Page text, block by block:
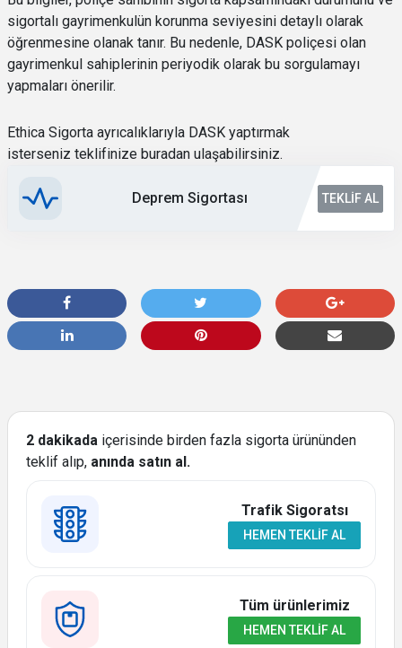
sigortalı gayrimenkulün korunma seviyesini detaylı olarak
öğrenmesine olanak tanır. Bu nedenle, DASK poliçesi olan
gayrimenkul sahiplerinin periyodik olarak bu sorgulamayı
yapmaları önerilir.
Ethica Sigorta ayrıcalıklarıyla DASK yaptırmak
isterseniz teklifinize buradan ulaşabilirsiniz.
Deprem Sigortası TEKLIF AL
2 dakikada içerisinde birden fazla sigorta ürününden
teklif alıp, anında satın al.
Trafik Sigoratsı
HEMEN TEKLIF AL
Tüm ürünlerimiz
HEMEN TEKLIF AL